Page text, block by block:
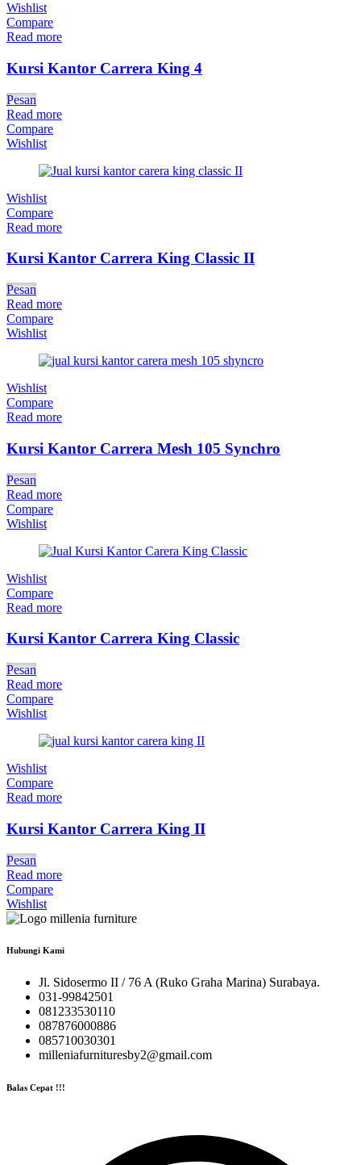
Wishlist
Compare
Read more
Kursi Kantor Carrera King 4
Pesan
Read more
Compare
Wishlist
Wishlist
Compare
Read more
Kursi Kantor Carrera King Classic II
Pesan
Read more
Compare
Wishlist
Wishlist
Compare
Read more
Kursi Kantor Carrera Mesh 105 Synchro
Pesan
Read more
Compare
Wishlist
Wishlist
Compare
Read more
Kursi Kantor Carrera King Classic
Pesan
Read more
Compare
Wishlist
Wishlist
Compare
Read more
Kursi Kantor Carrera King II
Pesan
Read more
Compare
Wishlist
Hubungi Kami
Jl. Sidosermo II / 76 A (Ruko Graha Marina) Surabaya.
031-99842501
081233530110
087876000886
085710030301
milleniafurnituresby2@gmail.com
Balas Cepat !!!